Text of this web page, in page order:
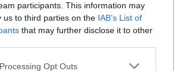
participants. This information may
us to third parties on the IAB’s List of
that may further disclose it to other
Opt Outs